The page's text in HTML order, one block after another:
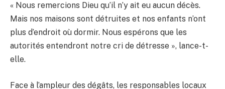
« Nous remercions Dieu qu’il n’y ait eu aucun décès.
Mais nos maisons sont détruites et nos enfants n’ont
plus d’endroit où dormir. Nous espérons que les
autorités entendront notre cri de détresse », lance-t-
elle.
Face à l’ampleur des dégâts, les responsables locaux